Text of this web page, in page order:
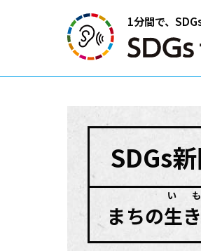
1分間で、
SDGs
まちの生